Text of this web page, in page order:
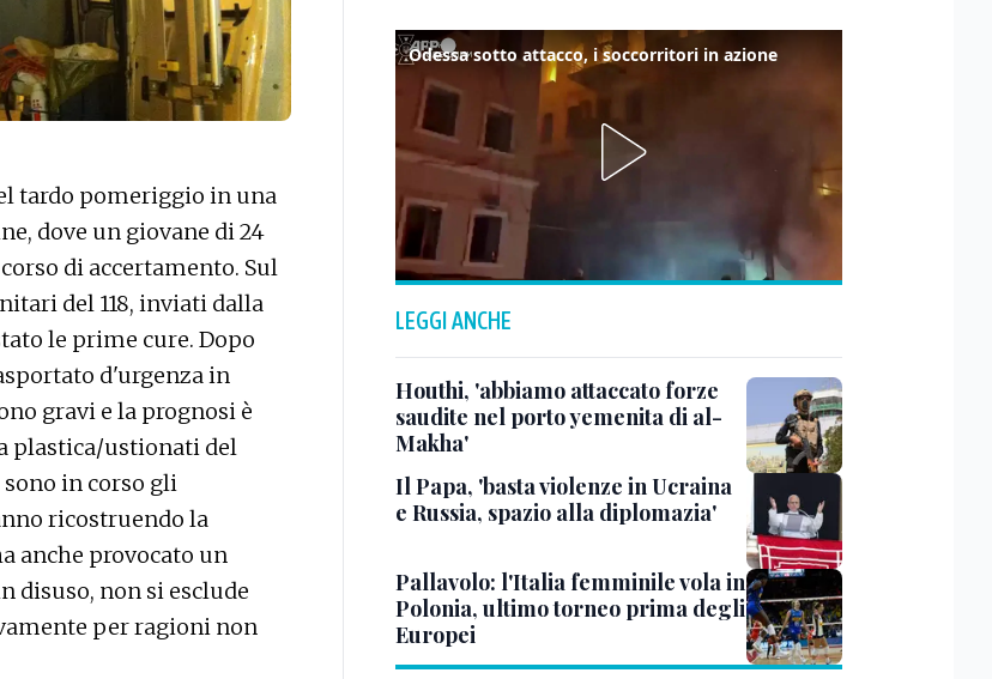
tardo pomeriggio in una
dove un giovane di 24
di accertamento. Sul
del 118, inviati dalla
le prime cure. Dopo
d'urgenza in
gravi e la prognosi è
plastica/ustionati del
in corso gli
ricostruendo la
anche provocato un
disuso, non si esclude
per ragioni non
Odessa sotto attacco, i soccorritori in azione
LEGGI ANCHE
Houthi, 'abbiamo attaccato forze
saudite nel porto yemenita di al-
Makha'
Il Papa, 'basta violenze in Ucraina
e Russia, spazio alla diplomazia'
Pallavolo: l'Italia femminile vola in
Polonia, ultimo torneo prima degli
Europei